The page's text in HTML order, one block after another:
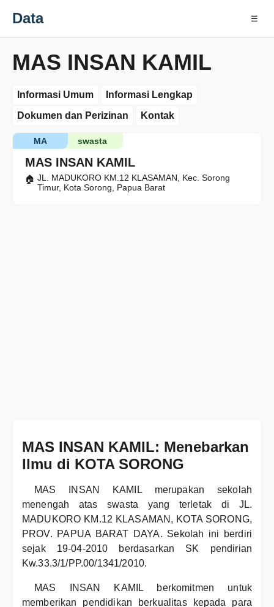
Data ☰
MAS INSAN KAMIL
Informasi Umum
Informasi Lengkap
Dokumen dan Perizinan
Kontak
MAS INSAN KAMIL
swasta
MA
JL. MADUKORO KM.12 KLASAMAN, Kec. Sorong
Timur, Kota Sorong, Papua Barat
MAS INSAN KAMIL: Menebarkan
Ilmu di KOTA SORONG
MAS INSAN KAMIL merupakan sekolah
menengah atas swasta yang terletak di JL.
MADUKORO KM.12 KLASAMAN, KOTA SORONG,
PROV. PAPUA BARAT DAYA. Sekolah ini berdiri
sejak 19-04-2010 berdasarkan SK pendirian
Kw.33.3/1/PP.00/1341/2010.
MAS INSAN KAMIL berkomitmen untuk
memberikan pendidikan berkualitas kepada para